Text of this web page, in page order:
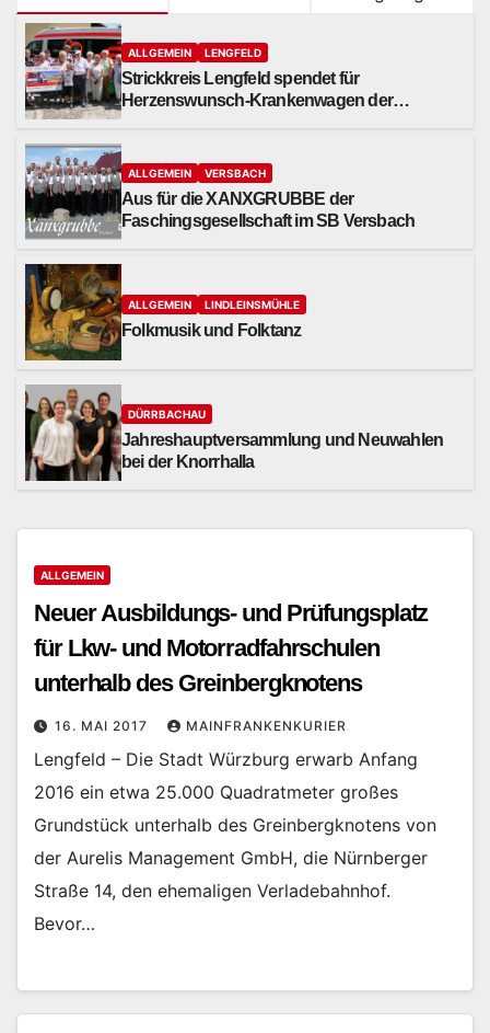
ALLGEMEIN LENGFELD
Strickkreis Lengfeld spendet für
Herzenswunsch-Krankenwagen der
ALLGEMEIN VERSBACH
Aus für die XANXGRUBBE der
Faschingsgesellschaft im SB Versbach
ALLGEMEIN LINDLEINSMÜHLE
Folkmusik und Folktanz
DÜRRBACHAU
Jahreshauptversammlung und Neuwahlen
bei der Knorrhalla
ALLGEMEIN
Neuer Ausbildungs- und Prüfungsplatz
für Lkw- und Motorradfahrschulen
unterhalb des Greinbergknotens
16. MAI 2017 MAINFRANKENKURIER
Lengfeld – Die Stadt Würzburg erwarb Anfang
2016 ein etwa 25.000 Quadratmeter großes
Grundstück unterhalb des Greinbergknotens von
der Aurelis Management GmbH, die Nürnberger
Straße 14, den ehemaligen Verladebahnhof.
Bevor…